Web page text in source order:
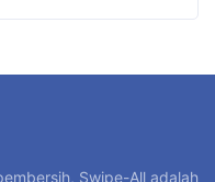
Swipe-All adalah